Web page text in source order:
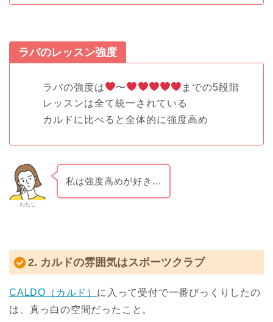
ラバのレッスン強度
ラバの強度は 〜
までの5段階
レッスンは全て統一されている
カルドに比べると全体的に強度高め
わたし
私は強度高めが好き…
2. カルドの雰囲気はスポーツクラブ
CALDO（カルド） に入って受付で一番びっくりしたの
は、真っ白の空間だったこと。